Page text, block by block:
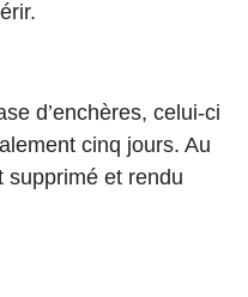
d’enchères, celui-ci
cinq jours. Au
supprimé et rendu